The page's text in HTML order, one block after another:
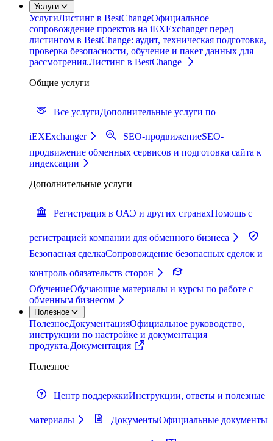
Услуги
УслугиЛистинг в BestChangeОфициальное
сопровождение проектов на iEXExchanger перед
листингом в BestChange: аудит, техническая подготовка,
проверка безопасности, обучение и пакет данных для
рассмотрения.Листинг в BestChange
Общие услуги
Все услугиДополнительные услуги по
iEXExchanger SEO-продвижениеSEO-
продвижение обменных сервисов и подготовка сайта к
индексации
Дополнительные услуги
Регистрация в ОАЭ и других странахПомощь с
регистрацией компании для обменного бизнеса
Безопасная сделкаСопровождение безопасных сделок и
контроль обязательств сторон
ОбучениеОбучающие материалы и курсы по работе с
обменным бизнесом
Полезное
ПолезноеДокументацияОфициальное руководство,
инструкции по настройке и документация
продукта.Документация
Полезное
Центр поддержкиИнструкции, ответы и полезные
материалы ДокументыОфициальные документы